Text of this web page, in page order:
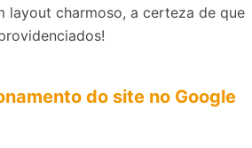
layout charmoso, a certeza de que
do site no Google